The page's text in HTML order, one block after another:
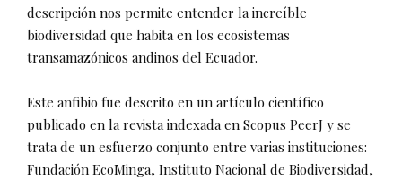
descripción nos permite entender la increíble
biodiversidad que habita en los ecosistemas
transamazónicos andinos del Ecuador.
Este anfibio fue descrito en un artículo científico
publicado en la revista indexada en Scopus PeerJ y se
trata de un esfuerzo conjunto entre varias instituciones:
Fundación EcoMinga, Instituto Nacional de Biodiversidad,